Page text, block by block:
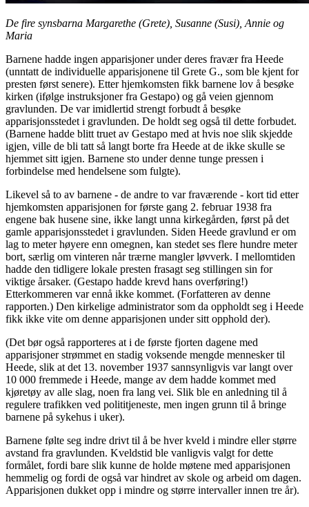
De fire synsbarna Margarethe (Grete), Susanne (Susi), Annie og
Maria
Barnene hadde ingen apparisjoner under deres fravær fra Heede
(unntatt de individuelle apparisjonene til Grete G., som ble kjent for
presten først senere). Etter hjemkomsten fikk barnene lov å besøke
kirken (ifølge instruksjoner fra Gestapo) og gå veien gjennom
gravlunden. De var imidlertid strengt forbudt å besøke
apparisjonsstedet i gravlunden. De holdt seg også til dette forbudet.
(Barnene hadde blitt truet av Gestapo med at hvis noe slik skjedde
igjen, ville de bli tatt så langt borte fra Heede at de ikke skulle se
hjemmet sitt igjen. Barnene sto under denne tunge pressen i
forbindelse med hendelsene som fulgte).
Likevel så to av barnene - de andre to var fraværende - kort tid etter
hjemkomsten apparisjonen for første gang 2. februar 1938 fra
engene bak husene sine, ikke langt unna kirkegården, først på det
gamle apparisjonsstedet i gravlunden. Siden Heede gravlund er om
lag to meter høyere enn omegnen, kan stedet ses flere hundre meter
bort, særlig om vinteren når trærne mangler løvverk. I mellomtiden
hadde den tidligere lokale presten frasagt seg stillingen sin for
viktige årsaker. (Gestapo hadde krevd hans overføring!)
Etterkommeren var ennå ikke kommet. (Forfatteren av denne
rapporten.) Den kirkelige administrator som da oppholdt seg i Heede
fikk ikke vite om denne apparisjonen under sitt opphold der).
(Det bør også rapporteres at i de første fjorten dagene med
apparisjoner strømmet en stadig voksende mengde mennesker til
Heede, slik at det 13. november 1937 sannsynligvis var langt over
10 000 fremmede i Heede, mange av dem hadde kommet med
kjøretøy av alle slag, noen fra lang vei. Slik ble en anledning til å
regulere trafikken ved polititjeneste, men ingen grunn til å bringe
barnene på sykehus i uker).
Barnene følte seg indre drivt til å be hver kveld i mindre eller større
avstand fra gravlunden. Kveldstid ble vanligvis valgt for dette
formålet, fordi bare slik kunne de holde møtene med apparisjonen
hemmelig og fordi de også var hindret av skole og arbeid om dagen.
Apparisjonen dukket opp i mindre og større intervaller innen tre år).